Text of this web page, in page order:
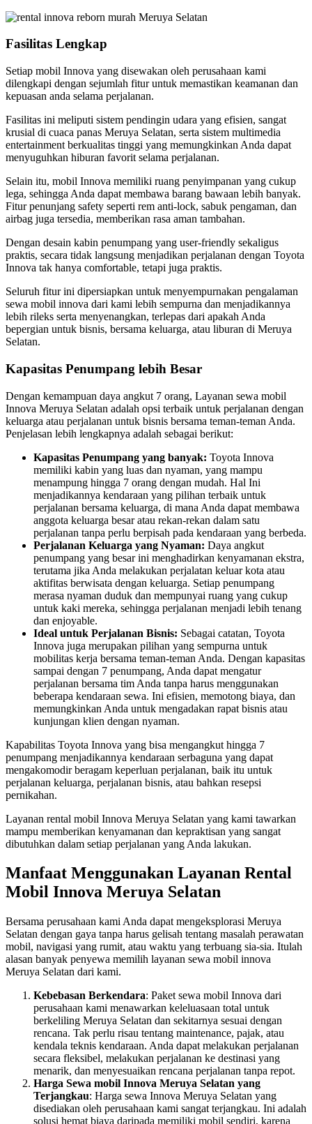
Fasilitas Lengkap
Setiap mobil Innova yang disewakan oleh perusahaan kami
dilengkapi dengan sejumlah fitur untuk memastikan keamanan dan
kepuasan anda selama perjalanan.
Fasilitas ini meliputi sistem pendingin udara yang efisien, sangat
krusial di cuaca panas Meruya Selatan, serta sistem multimedia
entertainment berkualitas tinggi yang memungkinkan Anda dapat
menyuguhkan hiburan favorit selama perjalanan.
Selain itu, mobil Innova memiliki ruang penyimpanan yang cukup
lega, sehingga Anda dapat membawa barang bawaan lebih banyak.
Fitur penunjang safety seperti rem anti-lock, sabuk pengaman, dan
airbag juga tersedia, memberikan rasa aman tambahan.
Dengan desain kabin penumpang yang user-friendly sekaligus
praktis, secara tidak langsung menjadikan perjalanan dengan Toyota
Innova tak hanya comfortable, tetapi juga praktis.
Seluruh fitur ini dipersiapkan untuk menyempurnakan pengalaman
sewa mobil innova dari kami lebih sempurna dan menjadikannya
lebih rileks serta menyenangkan, terlepas dari apakah Anda
bepergian untuk bisnis, bersama keluarga, atau liburan di Meruya
Selatan.
Kapasitas Penumpang lebih Besar
Dengan kemampuan daya angkut 7 orang, Layanan sewa mobil
Innova Meruya Selatan adalah opsi terbaik untuk perjalanan dengan
keluarga atau perjalanan untuk bisnis bersama teman-teman Anda.
Penjelasan lebih lengkapnya adalah sebagai berikut:
Kapasitas Penumpang yang banyak: Toyota Innova
memiliki kabin yang luas dan nyaman, yang mampu
menampung hingga 7 orang dengan mudah. Hal Ini
menjadikannya kendaraan yang pilihan terbaik untuk
perjalanan bersama keluarga, di mana Anda dapat membawa
anggota keluarga besar atau rekan-rekan dalam satu
perjalanan tanpa perlu berpisah pada kendaraan yang berbeda.
Perjalanan Keluarga yang Nyaman: Daya angkut
penumpang yang besar ini menghadirkan kenyamanan ekstra,
terutama jika Anda melakukan perjalatan keluar kota atau
aktifitas berwisata dengan keluarga. Setiap penumpang
merasa nyaman duduk dan mempunyai ruang yang cukup
untuk kaki mereka, sehingga perjalanan menjadi lebih tenang
dan enjoyable.
Ideal untuk Perjalanan Bisnis: Sebagai catatan, Toyota
Innova juga merupakan pilihan yang sempurna untuk
mobilitas kerja bersama teman-teman Anda. Dengan kapasitas
sampai dengan 7 penumpang, Anda dapat mengatur
perjalanan bersama tim Anda tanpa harus menggunakan
beberapa kendaraan sewa. Ini efisien, memotong biaya, dan
memungkinkan Anda untuk mengadakan rapat bisnis atau
kunjungan klien dengan nyaman.
Kapabilitas Toyota Innova yang bisa mengangkut hingga 7
penumpang menjadikannya kendaraan serbaguna yang dapat
mengakomodir beragam keperluan perjalanan, baik itu untuk
perjalanan keluarga, perjalanan bisnis, atau bahkan resepsi
pernikahan.
Layanan rental mobil Innova Meruya Selatan yang kami tawarkan
mampu memberikan kenyamanan dan kepraktisan yang sangat
dibutuhkan dalam setiap perjalanan yang Anda lakukan.
Manfaat Menggunakan Layanan Rental
Mobil Innova Meruya Selatan
Bersama perusahaan kami Anda dapat mengeksplorasi Meruya
Selatan dengan gaya tanpa harus gelisah tentang masalah perawatan
mobil, navigasi yang rumit, atau waktu yang terbuang sia-sia. Itulah
alasan banyak penyewa memilih layanan sewa mobil innova
Meruya Selatan dari kami.
Kebebasan Berkendara: Paket sewa mobil Innova dari
perusahaan kami menawarkan keleluasaan total untuk
berkeliling Meruya Selatan dan sekitarnya sesuai dengan
rencana. Tak perlu risau tentang maintenance, pajak, atau
kendala teknis kendaraan. Anda dapat melakukan perjalanan
secara fleksibel, melakukan perjalanan ke destinasi yang
menarik, dan menyesuaikan rencana perjalanan tanpa repot.
Harga Sewa mobil Innova Meruya Selatan yang
Terjangkau: Harga sewa Innova Meruya Selatan yang
disediakan oleh perusahaan kami sangat terjangkau. Ini adalah
solusi hemat biaya daripada memiliki mobil sendiri, karena